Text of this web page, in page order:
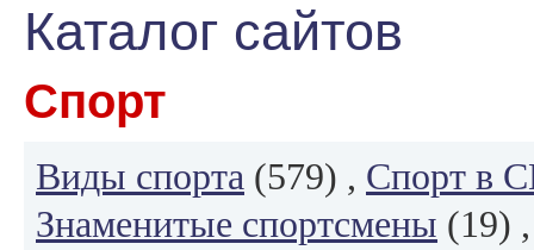
Каталог сайтов
Спорт
Виды спорта (579) , Спорт в
Знаменитые спортсмены (19)